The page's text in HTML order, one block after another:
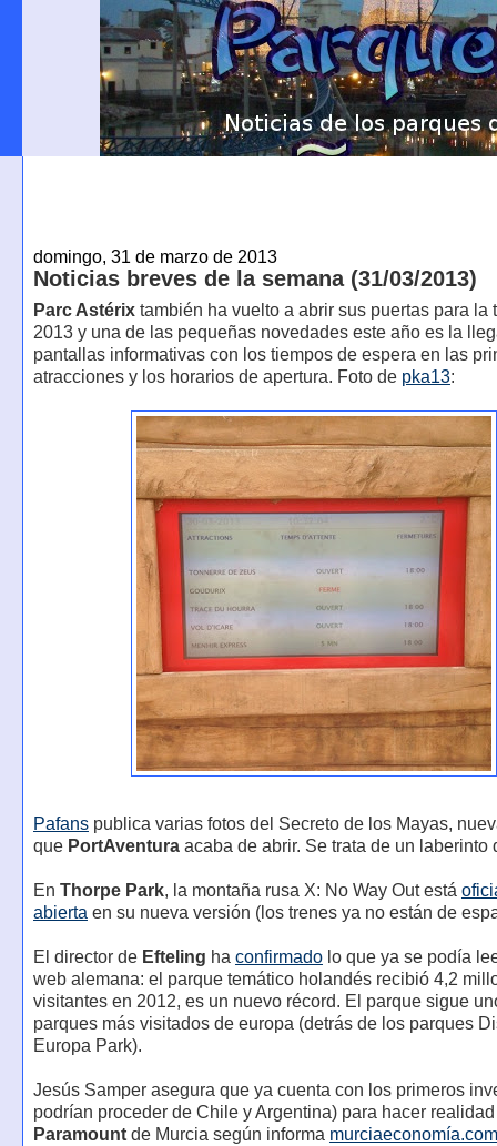
domingo, 31 de marzo de 2013
Noticias breves de la semana (31/03/2013)
Parc Astérixtambién ha vuelto a abrir sus puertas para la
2013 y una de las pequeñas novedades este año es la
pantallas informativas con los tiempos de espera en las
atracciones y los horarios de apertura. Foto de pka13:
Pafanspublica varias fotos del Secreto de los Mayas,
que PortAventuraacaba de abrir. Se trata de un laberinto
En Thorpe Park, la montaña rusa X: No Way Out está
abiertaen su nueva versión (los trenes ya no están de
El director de Efteling ha confirmadolo que ya se podía
web alemana: el parque temático holandés recibió 4,2
visitantes en 2012, es un nuevo récord. El parque sigue
parques más visitados de europa (detrás de los parques
Europa Park).
Jesús Samper asegura que ya cuenta con los primeros
podrían proceder de Chile y Argentina) para hacer
Paramountde Murcia según informa murciaeconomía.com